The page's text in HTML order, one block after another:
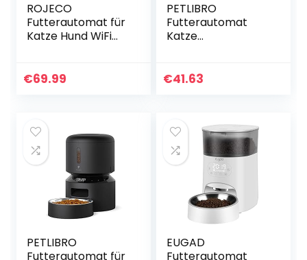
ROJECO
Futterautomat für
Katze Hund WiFi
Futterspender
1-10 Mahlzeiten
pro Tag für
kleine/mittlere
Haustiere
€69.99
PETLIBRO
Futterautomat
Katze
Futterspender für
Tag & 10s Voice
Recorder für
kleine/mittlere
Haustiere
€41.63
PETLIBRO
Futterautomat für
EUGAD
Futterautomat